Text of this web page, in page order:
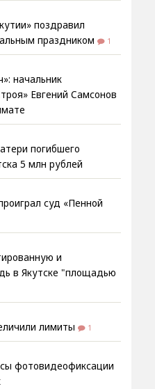
поздравил
праздником
1
начальник
Евгений Самсонов
погибшего
5 млн рублей
суд «Пенной
и
в Якутске "площадью
лимиты 1
фотовидеофиксации